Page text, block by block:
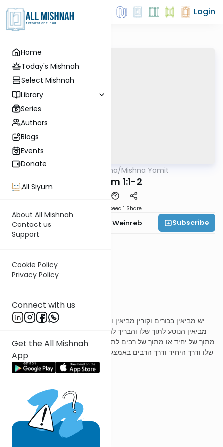
Home
Today's Mishnah
Select Mishnah
Library
Series
Authors
Blogs
Events
Donate
All Siyum
About All Mishnah
Contact us
Support
Cookie Policy
Privacy Policy
Connect with us
Get the All Mishnah
App
Login
AllMishna/Mishna Yomit
Bikkurim 1:1-2
Speed 1 Share
Rabbi Dr. Tzvi Hersh Weinreb
Subscribe
מסכת ביכורים פרק א
משנה א
יש מביאין בכורים וקורין מביאין ולא קורין ויש שאינן מביאין אלו שאינן
מביאין הנוטע לתוך שלו והבריך לתוך של יחיד או של רבים וכן המבריך
מתוך של יחיד או מתוך של רבים לתוך שלו הנוטע לתוך שלו והבריך לתוך
שלו ודרך היחיד ודרך הרבים באמצע ה"ז אינו מביא רבי יהודה אומר כזה
מביא
ר' עובדיה מברטנורא